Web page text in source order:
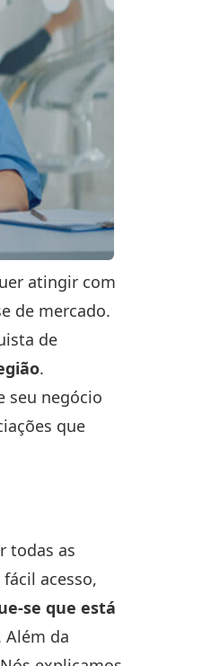
atingir com
de mercado.
de
.
seu negócio
que
todas as
acesso,
se que está
Além da